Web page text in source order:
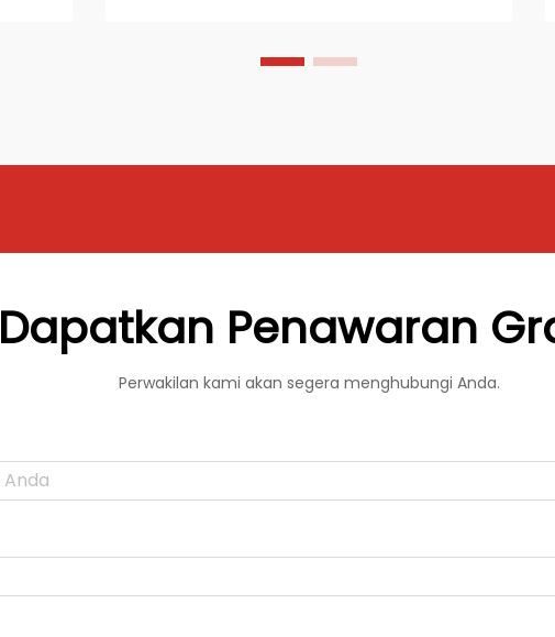
kelembapan, dan api memastikan
Dapatkan Penawaran
Perwakilan kami akan segera menghubungi Anda.